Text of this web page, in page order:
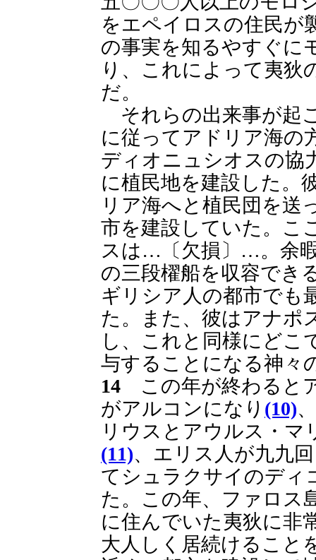
をエペイロスの住民が
の事実を知るやすぐに
り、これによって夷狄
だ。
それらの出来事が起
に従ってアドリア海の
ディオニュシオスの協
に植民地を建設した。
リア海へと植民団を送
市を建設していた。こ
スは…〔欠損〕…。余
の三段櫂船を収容でき
ギリシア人の都市でも
た。また、彼はアナポ
し、これと同様にどこ
与することになる神々
14 この年が終わると
がアルコンになり (10)
リウスとアウルス・マ
(11)、エリス人が九九
てシュラクサイのディ
た。この年、ファロス
に住んでいた夷狄に非
大人しく居続けること